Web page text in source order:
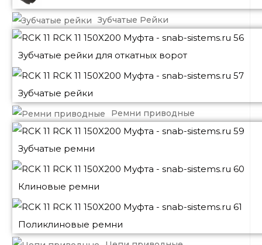
Зубчатые Рейки
Зубчатые рейки для откатных ворот
Зубчатые рейки
Ремни приводные
Зубчатые ремни
Клиновые ремни
Поликлиновые ремни